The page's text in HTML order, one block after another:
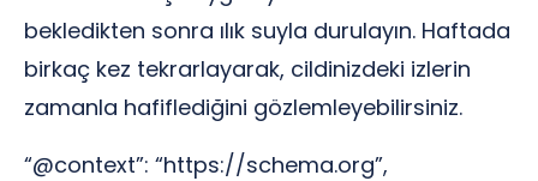
bekledikten sonra ılık suyla durulayın. Haftada
birkaç kez tekrarlayarak, cildinizdeki izlerin
zamanla hafiflediğini gözlemleyebilirsiniz.
“@context”: “https://schema.org”,